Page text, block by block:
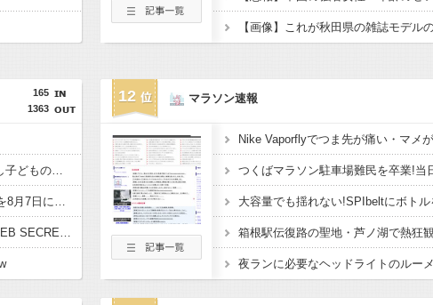
165
1363
フロムアースキッズ、地域と大学生が連携し子どもの「自育」を育むイベント「諸福ジーク×Lifehug」を8月23日に開催
PGAがディズニーデザインのカードケースを8月7日に発売、個人情報を可愛くスマートに保護
ABEMAオリジナルドキュメンタリー『CELEB SECRET』最終話が8月8日放送、MC指原莉乃、満島真之介らがコメント
12 マラソン速報